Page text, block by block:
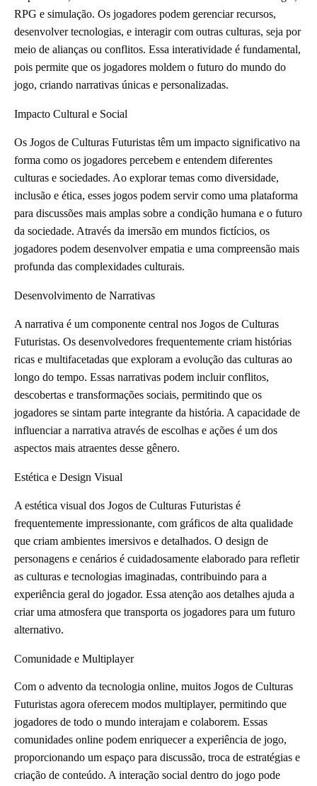
RPG e simulação. Os jogadores podem gerenciar recursos,
desenvolver tecnologias, e interagir com outras culturas, seja por
meio de alianças ou conflitos. Essa interatividade é fundamental,
pois permite que os jogadores moldem o futuro do mundo do
jogo, criando narrativas únicas e personalizadas.
Impacto Cultural e Social
Os Jogos de Culturas Futuristas têm um impacto significativo na
forma como os jogadores percebem e entendem diferentes
culturas e sociedades. Ao explorar temas como diversidade,
inclusão e ética, esses jogos podem servir como uma plataforma
para discussões mais amplas sobre a condição humana e o futuro
da sociedade. Através da imersão em mundos fictícios, os
jogadores podem desenvolver empatia e uma compreensão mais
profunda das complexidades culturais.
Desenvolvimento de Narrativas
A narrativa é um componente central nos Jogos de Culturas
Futuristas. Os desenvolvedores frequentemente criam histórias
ricas e multifacetadas que exploram a evolução das culturas ao
longo do tempo. Essas narrativas podem incluir conflitos,
descobertas e transformações sociais, permitindo que os
jogadores se sintam parte integrante da história. A capacidade de
influenciar a narrativa através de escolhas e ações é um dos
aspectos mais atraentes desse gênero.
Estética e Design Visual
A estética visual dos Jogos de Culturas Futuristas é
frequentemente impressionante, com gráficos de alta qualidade
que criam ambientes imersivos e detalhados. O design de
personagens e cenários é cuidadosamente elaborado para refletir
as culturas e tecnologias imaginadas, contribuindo para a
experiência geral do jogador. Essa atenção aos detalhes ajuda a
criar uma atmosfera que transporta os jogadores para um futuro
alternativo.
Comunidade e Multiplayer
Com o advento da tecnologia online, muitos Jogos de Culturas
Futuristas agora oferecem modos multiplayer, permitindo que
jogadores de todo o mundo interajam e colaborem. Essas
comunidades online podem enriquecer a experiência de jogo,
proporcionando um espaço para discussão, troca de estratégias e
criação de conteúdo. A interação social dentro do jogo pode